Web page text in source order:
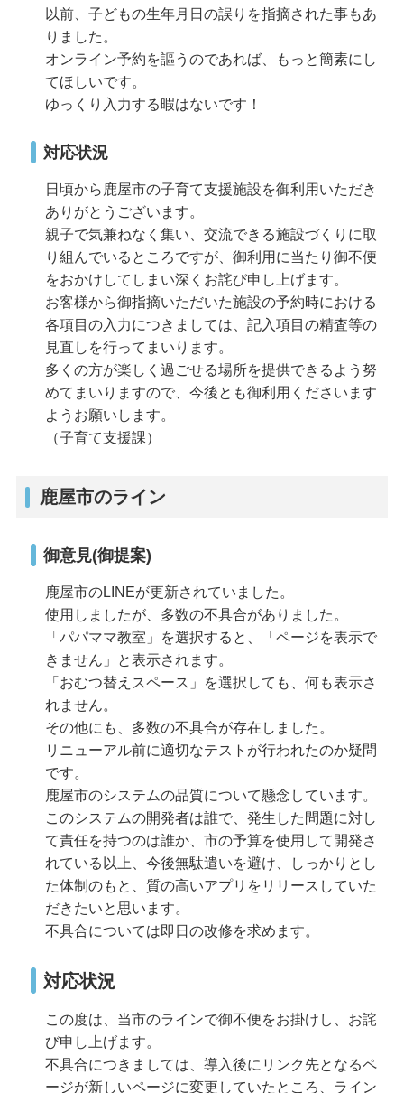
以前、子どもの生年月日の誤りを指摘された事もあ
りました。
オンライン予約を謳うのであれば、もっと簡素にし
てほしいです。
ゆっくり入力する暇はないです！
対応状況
日頃から鹿屋市の子育て支援施設を御利用いただき
ありがとうございます。
親子で気兼ねなく集い、交流できる施設づくりに取
り組んでいるところですが、御利用に当たり御不便
をおかけしてしまい深くお詫び申し上げます。
お客様から御指摘いただいた施設の予約時における
各項目の入力につきましては、記入項目の精査等の
見直しを行ってまいります。
多くの方が楽しく過ごせる場所を提供できるよう努
めてまいりますので、今後とも御利用くださいます
ようお願いします。
（子育て支援課）
鹿屋市のライン
御意見(御提案)
鹿屋市のLINEが更新されていました。
使用しましたが、多数の不具合がありました。
「パパママ教室」を選択すると、「ページを表示で
きません」と表示されます。
「おむつ替えスペース」を選択しても、何も表示さ
れません。
その他にも、多数の不具合が存在しました。
リニューアル前に適切なテストが行われたのか疑問
です。
鹿屋市のシステムの品質について懸念しています。
このシステムの開発者は誰で、発生した問題に対し
て責任を持つのは誰か、市の予算を使用して開発さ
れている以上、今後無駄遣いを避け、しっかりとし
た体制のもと、質の高いアプリをリリースしていた
だきたいと思います。
不具合については即日の改修を求めます。
対応状況
この度は、当市のラインで御不便をお掛けし、お詫
び申し上げます。
不具合につきましては、導入後にリンク先となるペ
ージが新しいページに変更していたところ、ライン